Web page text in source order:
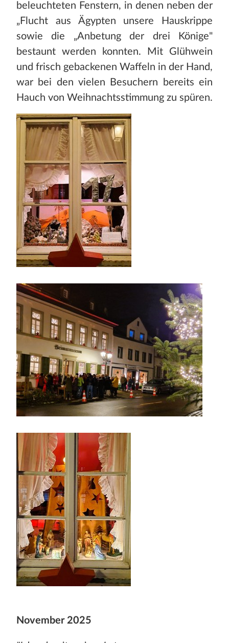
beleuchteten Fenstern, in denen neben der
„Flucht aus Ägypten unsere Hauskrippe
sowie die „Anbetung der drei Könige"
bestaunt werden konnten. Mit Glühwein
und frisch gebackenen Waffeln in der Hand,
war bei den vielen Besuchern bereits ein
Hauch von Weihnachtsstimmung zu spüren.
November 2025